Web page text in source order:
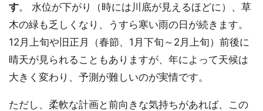
す。 水位が下がり（時には川底が見えるほどに）、草
木の緑も乏しくなり、うすら寒い雨の日が続きます。
12月上旬や旧正月（春節、1月下旬～2月上旬）前後に
晴天が見られることもありますが、年によって天候は
大きく変わり、予測が難しいのが実情です。
ただし、柔軟な計画と前向きな気持ちがあれば、この